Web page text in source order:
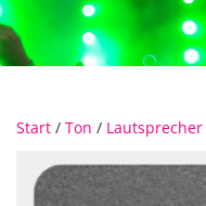
Start / Ton / Lautsprecher